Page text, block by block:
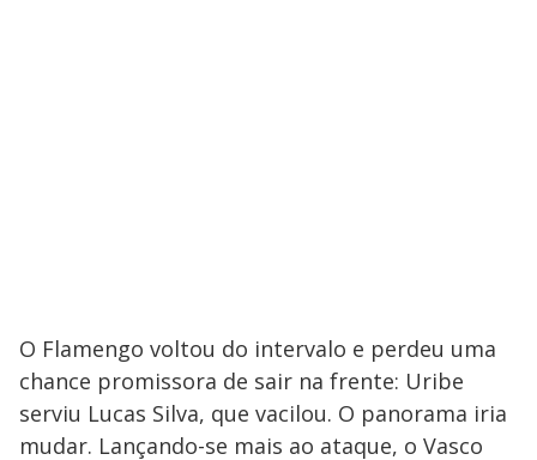
O Flamengo voltou do intervalo e perdeu uma
chance promissora de sair na frente: Uribe
serviu Lucas Silva, que vacilou. O panorama iria
mudar. Lançando-se mais ao ataque, o Vasco